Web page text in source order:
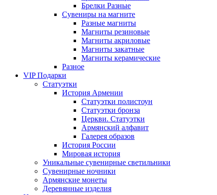
Брелки Разные
Сувениры на магните
Разные магниты
Магниты резиновые
Магниты акриловые
Магниты закатные
Магниты керамические
Разное
VIP Подарки
Статуэтки
История Армении
Статуэтки полистоун
Статуэтки бронза
Церкви. Статуэтки
Армянский алфавит
Галерея образов
История России
Мировая история
Уникальные сувенирные светильники
Сувенирные ночники
Армянские монеты
Деревянные изделия